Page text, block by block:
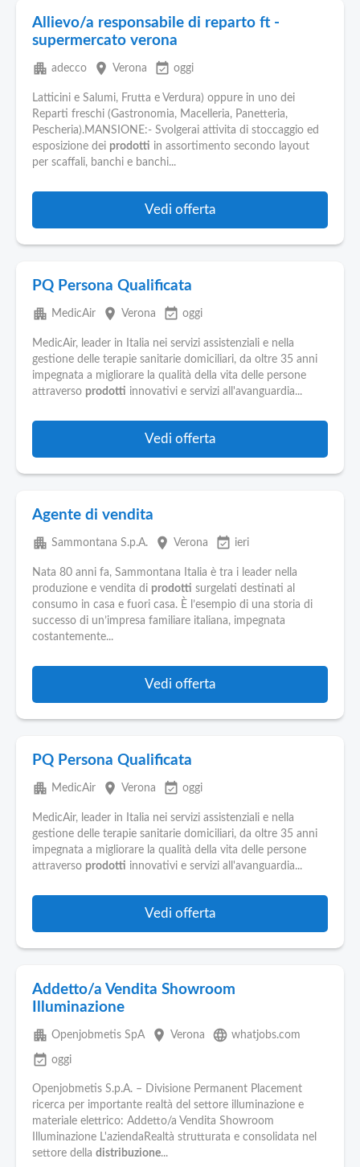
Allievo/a responsabile di reparto ft -
supermercato verona
apartment adecco place Verona event_available oggi
Latticini e Salumi, Frutta e Verdura) oppure in uno dei
Reparti freschi (Gastronomia, Macelleria, Panetteria,
Pescheria).MANSIONE:- Svolgerai attivita di stoccaggio ed
esposizione dei prodotti in assortimento secondo layout
per scaffali, banchi e banchi...
Vedi offerta
PQ Persona Qualificata
apartment MedicAir place Verona event_available oggi
MedicAir, leader in Italia nei servizi assistenziali e nella
gestione delle terapie sanitarie domiciliari, da oltre 35 anni
impegnata a migliorare la qualità della vita delle persone
attraverso prodotti innovativi e servizi all'avanguardia...
Vedi offerta
Agente di vendita
apartment Sammontana S.p.A. place Verona event_available ieri
Nata 80 anni fa, Sammontana Italia è tra i leader nella
produzione e vendita di prodotti surgelati destinati al
consumo in casa e fuori casa. È l’esempio di una storia di
successo di un’impresa familiare italiana, impegnata
costantemente...
Vedi offerta
PQ Persona Qualificata
apartment MedicAir place Verona event_available oggi
MedicAir, leader in Italia nei servizi assistenziali e nella
gestione delle terapie sanitarie domiciliari, da oltre 35 anni
impegnata a migliorare la qualità della vita delle persone
attraverso prodotti innovativi e servizi all'avanguardia...
Vedi offerta
Addetto/a Vendita Showroom
Illuminazione
apartment Openjobmetis SpA place Verona language whatjobs.com
event_available oggi
Openjobmetis S.p.A. – Divisione Permanent Placement
ricerca per importante realtà del settore illuminazione e
materiale elettrico: Addetto/a Vendita Showroom
Illuminazione L'aziendaRealtà strutturata e consolidata nel
settore della distribuzione...